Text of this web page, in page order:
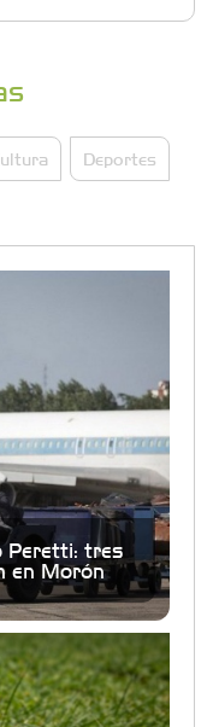
Deportes
Peretti: tres
en Morón